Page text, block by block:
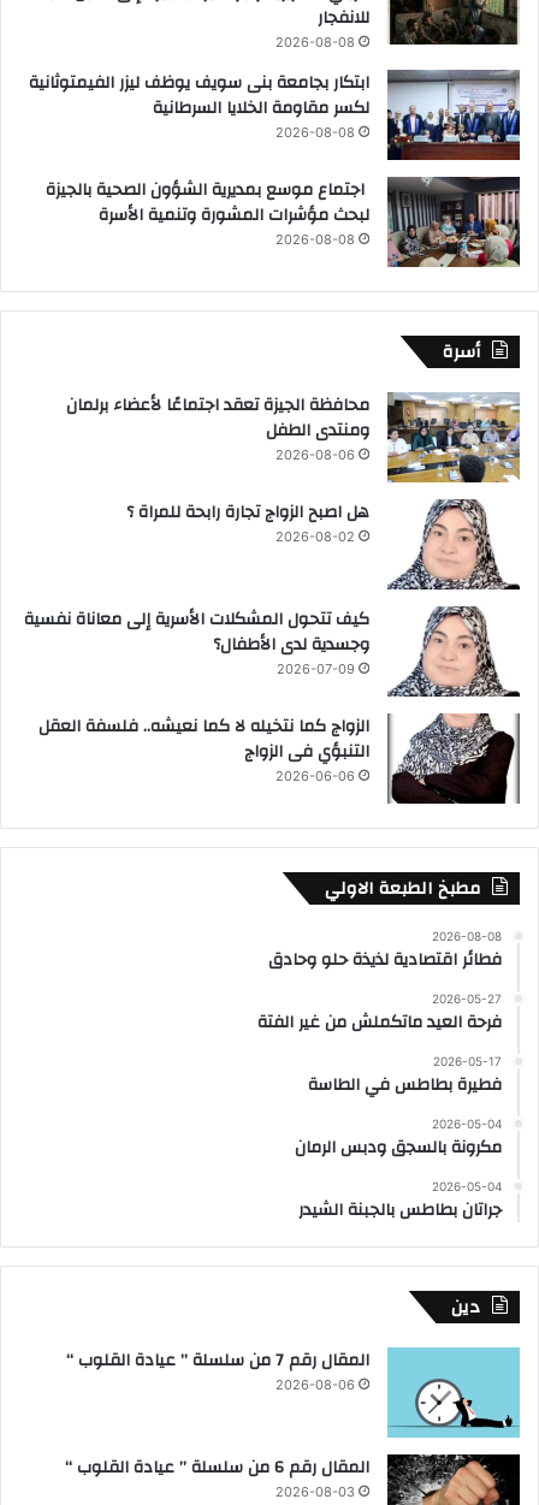
للانفجار
2026-08-08
ابتكار بجامعة بنى سويف يوظف ليزر الفيمتوثانية
لكسر مقاومة الخلايا السرطانية
2026-08-08
اجتماع موسع بمديرية الشؤون الصحية بالجيزة
لبحث مؤشرات المشورة وتنمية الأسرة
2026-08-08
أسرة
محافظة الجيزة تعقد اجتماعًا لأعضاء برلمان
ومنتدى الطفل
2026-08-06
هل اصبح الزواج تجارة رابحة للمراة ؟
2026-08-02
كيف تتحول المشكلات الأسرية إلى معاناة نفسية
وجسدية لدى الأطفال؟
2026-07-09
الزواج كما نتخيله لا كما نعيشه.. فلسفة العقل
التنبؤي فى الزواج
2026-06-06
مطبخ الطبعة الاولي
2026-08-08
فطائر اقتصادية لذيذة حلو وحادق
2026-05-27
فرحة العيد ماتكملش من غير الفتة
2026-05-17
فطيرة بطاطس في الطاسة
2026-05-04
مكرونة بالسجق ودبس الرمان
2026-05-04
جراتان بطاطس بالجبنة الشيدر
دين
المقال رقم 7 من سلسلة ” عيادة القلوب “
2026-08-06
المقال رقم 6 من سلسلة ” عيادة القلوب “
2026-08-03